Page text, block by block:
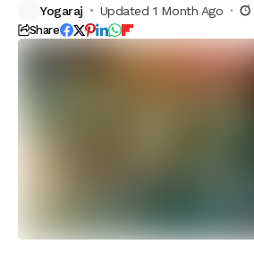
Yogaraj Updated 1 Month Ago
Share